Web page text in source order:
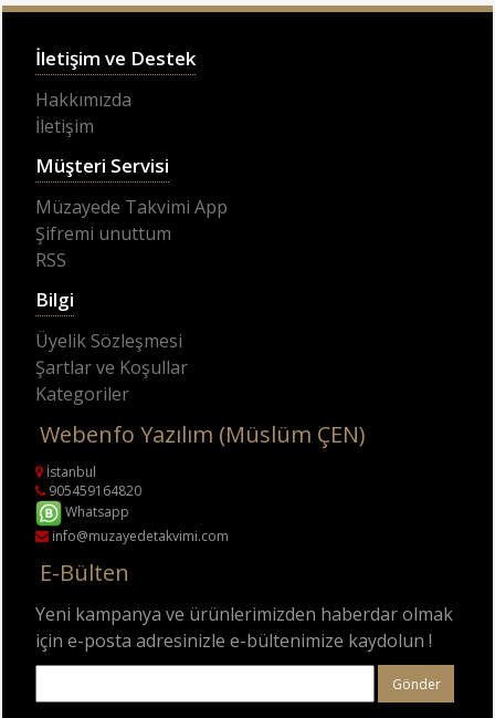
İletişim ve Destek
Hakkımızda
İletişim
Müşteri Servisi
Müzayede Takvimi App
Şifremi unuttum
RSS
Bilgi
Üyelik Sözleşmesi
Şartlar ve Koşullar
Kategoriler
Webenfo Yazılım (Müslüm ÇEN)
İstanbul
905459164820
Whatsapp
info@muzayedetakvimi.com
E-Bülten
Yeni kampanya ve ürünlerimizden haberdar olmak
için e-posta adresinizle e-bültenimize kaydolun !
Gönder